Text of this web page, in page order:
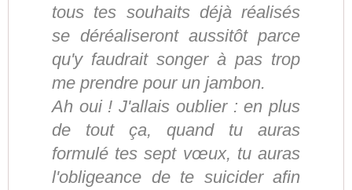
tous tes souhaits déjà réalisés
se déréaliseront aussitôt parce
qu'y faudrait songer à pas trop
me prendre pour un jambon.
Ah oui ! J'allais oublier : en plus
de tout ça, quand tu auras
formulé tes sept vœux, tu auras
l'obligeance de te suicider afin